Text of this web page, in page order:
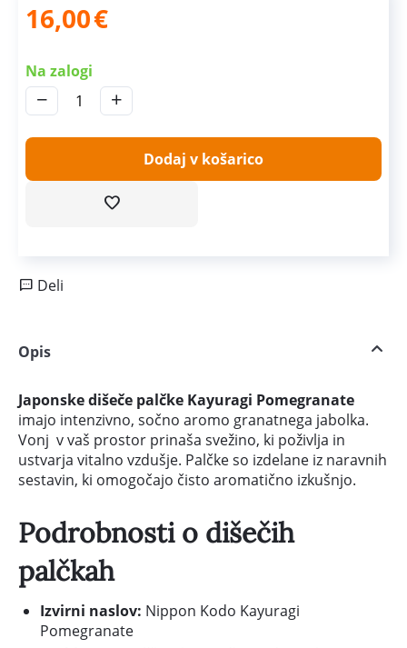
16,00€
Na zalogi
+
−
Dodaj v košarico
Deli
Opis
Japonske dišeče palčke Kayuragi Pomegranate
imajo intenzivno, sočno aromo granatnega jabolka.
Vonj v vaš prostor prinaša svežino, ki poživlja in
ustvarja vitalno vzdušje. Palčke so izdelane iz naravnih
sestavin, ki omogočajo čisto aromatično izkušnjo.
Podrobnosti o dišečih
palčkah
Izvirni naslov: Nippon Kodo Kayuragi
Pomegranate